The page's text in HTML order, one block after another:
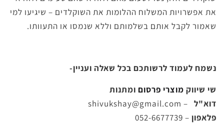
את אפשרויות המשלוח ההלומות את השוקלדים – שיגיעו למי
שאמור לקבל אותם בשלמותם וללא שנמסו או התעוותו.
נשמח לעמוד לרשותכם בכל שאלה ועניין-
שי שיווק מוצרי פרסום ומתנות
דוא"ל –
shivukshay@gmail.com
פלאפון – 052-6677739